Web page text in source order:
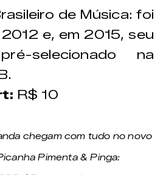
de Música: foi
e, em 2015, seu
selecionado na
R$ 10
chegam com tudo no novo
Pimenta & Pinga: